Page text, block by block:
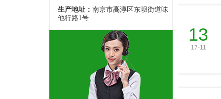
13
17-11
生产地址： 南京市高淳区东坝街道味
他行路1号